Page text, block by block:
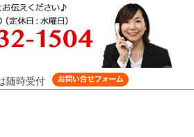
随時受付